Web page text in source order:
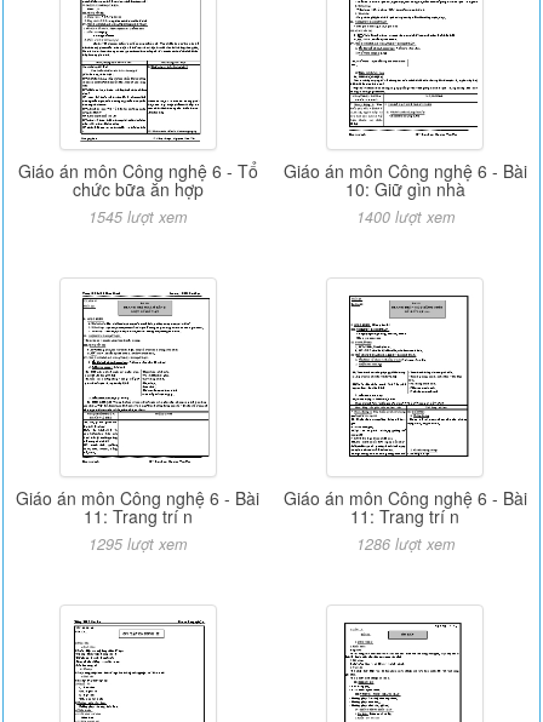
Giáo án môn Công nghệ 6 - Tổ
chức bữa ăn hợp
1545 lượt xem
Giáo án môn Công nghệ 6 - Bài
10: Giữ gìn nhà
1400 lượt xem
Giáo án môn Công nghệ 6 - Bài
11: Trang trí n
1295 lượt xem
Giáo án môn Công nghệ 6 - Bài
11: Trang trí n
1286 lượt xem